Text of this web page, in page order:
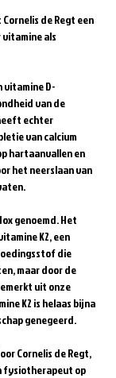
de Regt een
vitamine als
vitamine D-
van de
echter
van calcium
hartaanvallen en
het neerslaan van
genoemd. Het
K2, een
die
maar door de
uit onze
K2 is helaas bijna
genegeerd.
Cornelis de Regt,
fysiotherapeut op